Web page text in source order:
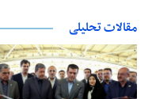
مقالات تحلیلی